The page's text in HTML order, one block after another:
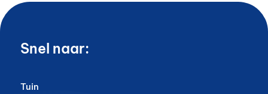
Snel naar:
Tuin